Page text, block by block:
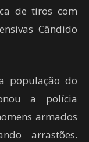
de tiros com
Cândido
população do
a polícia
armados
arrastões.